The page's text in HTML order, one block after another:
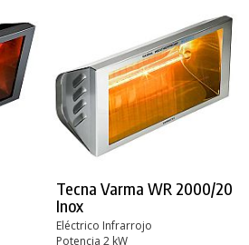
Tecna Varma WR 2000/20
Inox
Eléctrico Infrarrojo
Potencia 2 kW